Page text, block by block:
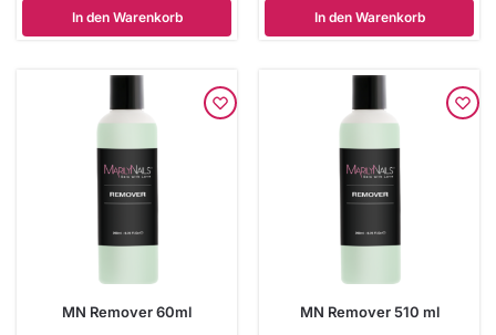
In den Warenkorb In den Warenkorb
MN Remover 60ml MN Remover 510 ml